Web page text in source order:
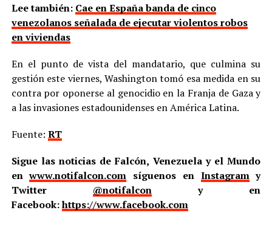
Lee también: Cae en España banda de cinco
venezolanos señalada de ejecutar violentos robos
en viviendas
En el punto de vista del mandatario, que culmina su
gestión este viernes, Washington tomó esa medida en su
contra por oponerse al genocidio en la Franja de Gaza y
a las invasiones estadounidenses en América Latina.
Fuente: RT
Sigue las noticias de Falcón, Venezuela y el Mundo
enwww.notifalcon.com síguenos en Instagramy
Twitter @notifalcony en
Facebook:https://www.facebook.com